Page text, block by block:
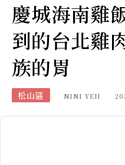
慶城海南雞
到的台北雞
族的胃
松山區 NINI YEH